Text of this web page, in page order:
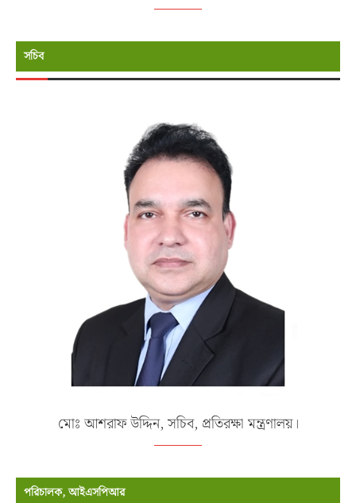
সচিব
মোঃ আশরাফ উদ্দিন, সচিব, প্রতিরক্ষা মন্ত্রণালয়।
পরিচালক, আইএসপিআর